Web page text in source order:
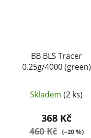
BB BLS Tracer
0.25g/4000 (green)
Skladem (2 ks)
368 Kč
460 Kč (–20 %)